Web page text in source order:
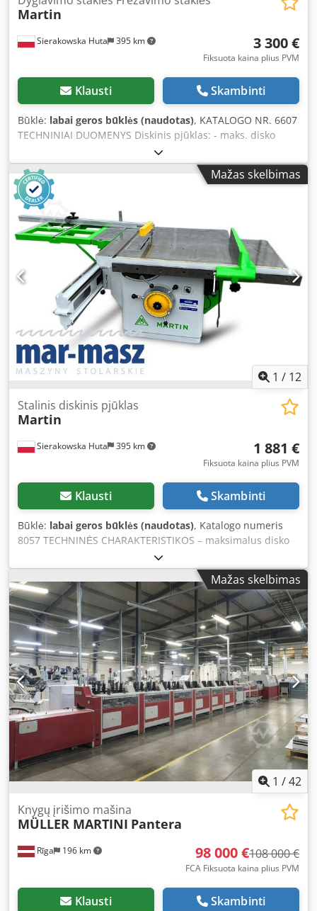
Sierakowska Huta 395 km
Martin
3 300 €
Fiksuota kaina plius PVM
Klausti Skambinti
Būklė: labai geros būklės (naudotas), KATALOGO NR. 6607
TECHNINIAI DUOMENYS Diskinis pjūklas: - maks. disko
skersmuo: 350 mm - velenas: 30 mm - fiksuojamas velenas
Dodpfezc I Tpox Ak Esck - disko reguliavimas
priekyje/galinėse, aukštyn/žemyn - disko apsauga - variklis:
1,1 kW - nusiurbimo antgalio skersmuo: 80 mm Frezavimo
staklės: Obliuojantis velenas: - veleno skersmuo: 40 mm -
darbinis veleno aukštis: 140 mm - fiksuojamas velenas -
didžiausias frezos skersmuo: 350 mm - 2 apsukų greičiai:
3000, 4500 aps./min - variklis: 5,5 kW - stabdis - šoninė
pastūmos vežimėlis – rankinis pastūmimas - vežimėlio
matmenys ilgis/plotis: 1180x600 mm - kampinis liniuotė - 2
pneumatiniai spaustuvai - nusiurbimo antgalių skersmuo:
120 mm - matmenys ilgis/plotis/aukštis: 2600 (siuntimui
2000)/1600/1450 mm - svoris: 735 kg – labai gera būklė –
naudota obliavimo staklė Grynasis kaina: 13.900 PLN
Grynasis kaina: 3.300 eur priklausomai nuo kurso, 4,2 euro
(Kainos gali keistis esant dideliems svyravimams)
Mažas skelbimas
1 / 12
Sierakowska Huta 395 km
Stalinis diskinis pjūklas
Martin
1 881 €
Fiksuota kaina plius PVM
Klausti Skambinti
Būklė: labai geros būklės (naudotas), Katalogo numeris
8057 TECHNINĖS CHARAKTERISTIKOS – maksimalus disko
skersmuo 400 mm – disko angos skersmuo 30 mm –
maksimalus pjovimo aukštis 120 mm – veržlės fiksatorius –
pagrindinis diskas, reguliuojamas aukštyn/žemyn ir kampu
– disko apsauga – su šoniniu vežimėliu – pjovimo ilgis ant
vežimėlio 1000 mm – pjovimo plotis prie kreipiančiosios
1050 mm – pagrindinis variklis 3 kW – su prailgintuvu –
stalviršio matmenys su prailgintuvu 1050 x 1730 mm – 3
sukimosi greičių tipai – matmenys (ilgis/plotis/aukštis) 2700
x 1750 x 1000 mm – svoris 860 kg PRIVALUMAI – pagaminta
Vokietijoje – disko apsauga Djdpfx Akeznk T Ue Ejck –
didelis diskas 400 mm – naudota, labai geros būklės
Grynasis kainos: 7900 PLN Grynasis kainos: 1881 EUR,
priklausomai nuo 4,20 EUR kurso (Kainos gali keistis
priklausomai nuo didesnių svyravimų)
Mažas skelbimas
1 /42
Rīga 196 km
Knygų įrišimo mašina
MÜLLER MARTINI Pantera
98 000 €108 000 €
FCA Fiksuota kaina plius PVM
Klausti Skambinti